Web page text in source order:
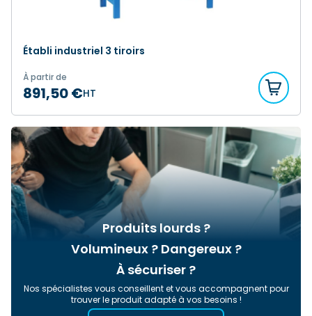
Établi industriel 3 tiroirs
À partir de
891,50 €HT
Produits lourds ?
Volumineux ? Dangereux ?
À sécuriser ?
Nos spécialistes vous conseillent et vous accompagnent pour
trouver le produit adapté à vos besoins !